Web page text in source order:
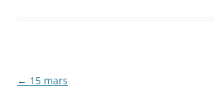
Navigation
← 15 mars